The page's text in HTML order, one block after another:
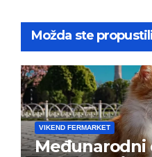
Možda ste
VIKEND FERMARKET
Međunarodni